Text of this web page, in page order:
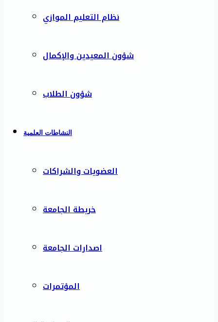
نظام التعليم الموازي
شؤون المعيدين والإكمال
شؤون الطلاب
النشاطات العلمية
العضويات والشراكات
خريطة الجامعة
اصدارات الجامعة
المؤتمرات